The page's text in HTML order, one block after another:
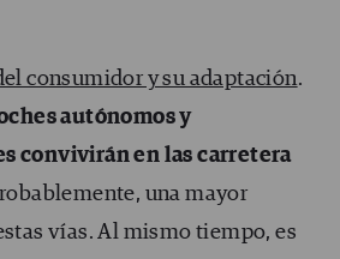
consumidor y su adaptación.
autónomos y
convivirán en las carretera
una mayor
vías. Al mismo tiempo, es